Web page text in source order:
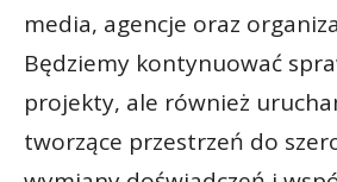
media, agencje oraz
Będziemy kontynuować
projekty, ale również
tworzące przestrzeń do